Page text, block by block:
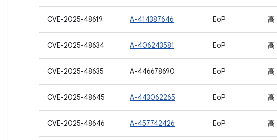
CVE-2025-48619 A-414387646 EoP 高
CVE-2025-48634 A-406243581 EoP 高
CVE-2025-48635 A-446678690 EoP 高
CVE-2025-48645 A-443062265 EoP 高
CVE-2025-48646 A-457742426 EoP 高